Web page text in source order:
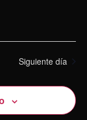
Siguiente día